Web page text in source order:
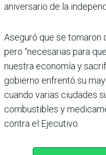
aniversario de la
Aseguró que se tomaron
pero “necesarias para
nuestra economía y
gobierno enfrentó su
cuando varias ciudades
combustibles y
contra el Ejecutivo.